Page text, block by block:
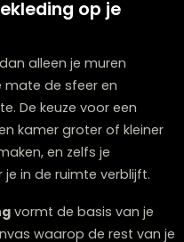
déwoonwinkel in
op je
dan alleen je muren
mate de sfeer en
De keuze voor een
een kamer groter of